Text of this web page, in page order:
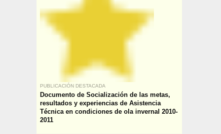
PUBLICACIÓN DESTACADA
Documento de Socialización de las metas,
resultados y experiencias de Asistencia
Técnica en condiciones de ola invernal 2010-
2011